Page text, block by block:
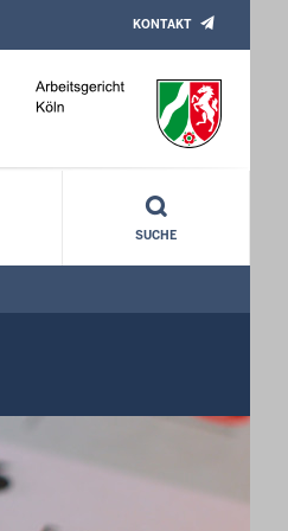
KONTAKT
SUCHE